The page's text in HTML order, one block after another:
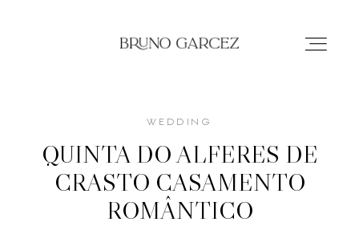
HOME
PORTFOLIO
WEDDING
QUINTA DO ALFERES DE
CRASTO CASAMENTO
ROMÂNTICO